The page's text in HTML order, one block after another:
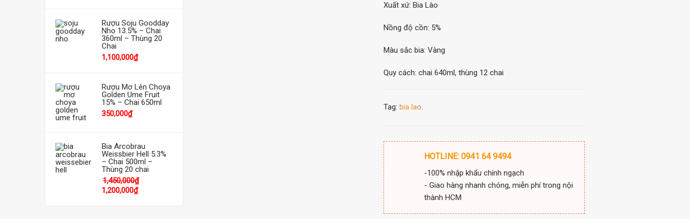
Rượu Soju Goodday
Nho 13.5% – Chai
360ml – Thùng 20
Chai
1,100,000₫
Rượu Mơ Lên Choya
Golden Ume Fruit
15% – Chai 650ml
350,000₫
Bia Arcobrau
Weissbier Hell 5.3%
– Chai 500ml –
Thùng 20 chai
1,450,000₫
1,200,000₫
Xuất xứ: Bia Lào
Nồng độ cồn: 5%
Màu sắc bia: Vàng
Quy cách: chai 640ml, thùng 12 chai
Tag: bia lao.
HOTLINE: 0941 64 9494
-100% nhập khẩu chính ngạch
- Giao hàng nhanh chóng, miễn phí trong nội
thành HCM